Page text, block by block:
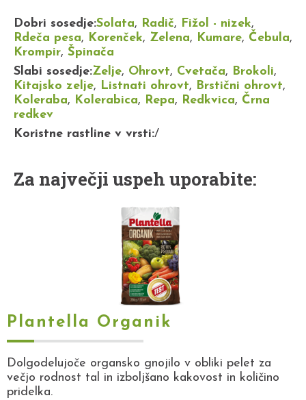
Dobri sosedje:Solata, Radič, Fižol - nizek,
Rdeča pesa, Korenček, Zelena, Kumare, Čebula,
Krompir, Špinača
Slabi sosedje:Zelje, Ohrovt, Cvetača, Brokoli,
Kitajsko zelje, Listnati ohrovt, Brstični ohrovt,
Koleraba, Kolerabica, Repa, Redkvica, Črna
redkev
Koristne rastline v vrsti:/
Za največji uspeh uporabite:
Plantella Organik
Dolgodelujoče organsko gnojilo v obliki pelet za
večjo rodnost tal in izboljšano kakovost in količino
pridelka.